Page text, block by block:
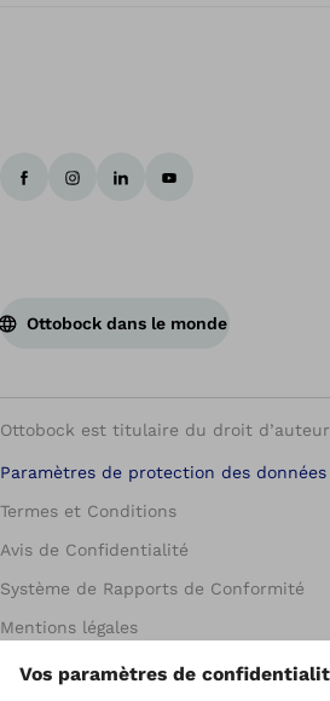
Ottobock dans le monde
Ottobock est titulaire du droit d’auteur
Paramètres de protection des données
Termes et Conditions
Avis de Confidentialité
Système de Rapports de Conformité
Mentions légales
Global